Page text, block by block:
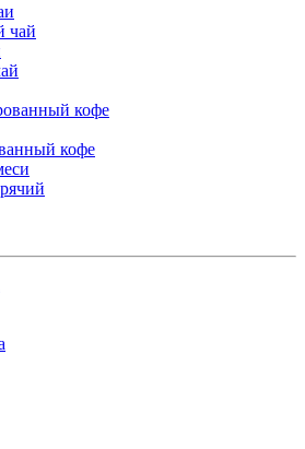
чай
кофе
кофе